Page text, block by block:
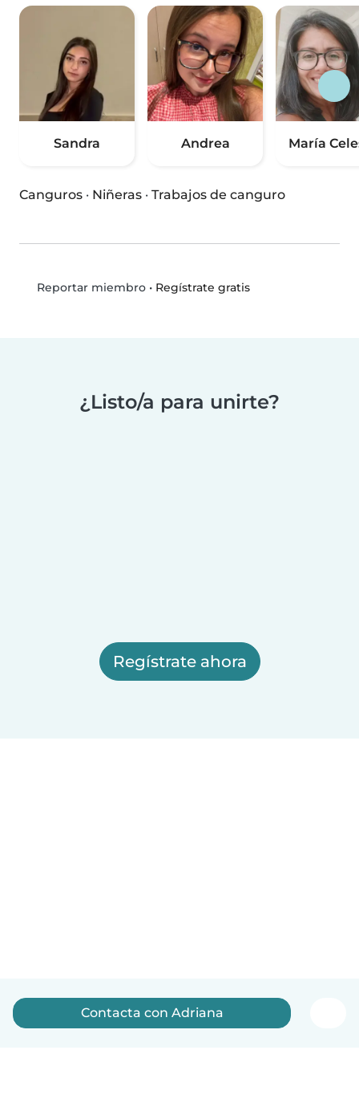
Sandra Andrea María
Canguros · Niñeras · Trabajos de canguro
Reportar miembro• Regístrate gratis
¿Listo/a para unirte?
Regístrate ahora
Contacta con Adriana